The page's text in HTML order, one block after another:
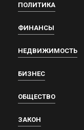
ПОЛИТИКА
ФИНАНСЫ
НЕДВИЖИМОСТЬ
БИЗНЕС
ОБЩЕСТВО
ЗАКОН